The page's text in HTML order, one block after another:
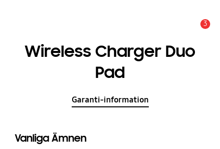
3
Wireless Charger Duo
Pad
Garanti-information
Vanliga Ämnen